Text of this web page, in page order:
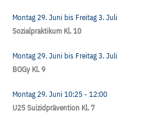
Montag 29. Juni bis Freitag 3. Juli
Sozialpraktikum Kl. 10
Montag 29. Juni bis Freitag 3. Juli
BOGy Kl. 9
Montag 29. Juni 10:25- 12:00
U25 Suizidprävention Kl. 7